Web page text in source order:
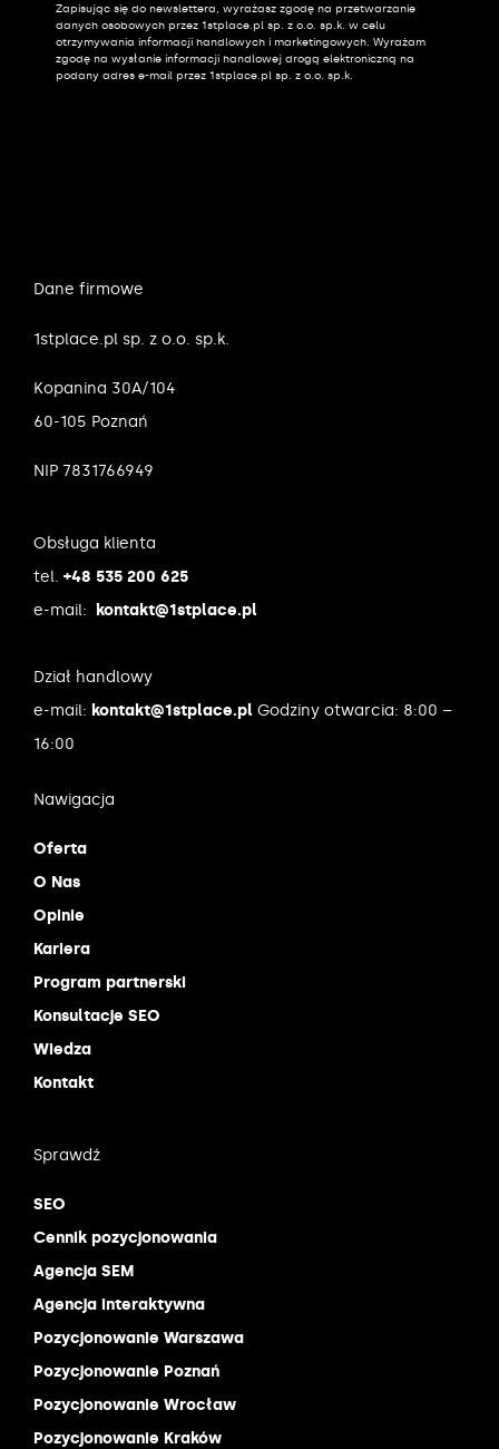
Alternative:
Zapisując się do newslettera, wyrażasz zgodę na przetwarzanie
danych osobowych przez 1stplace.pl sp. z o.o. sp.k. w celu
otrzymywania informacji handlowych i marketingowych. Wyrażam
zgodę na wysłanie informacji handlowej drogą elektroniczną na
podany adres e-mail przez 1stplace.pl sp. z o.o. sp.k.
Dane firmowe
1stplace.pl sp. z o.o. sp.k.
Kopanina 30A/104
60-105 Poznań
NIP 7831766949
Obsługa klienta
tel. +48 535 200 625
e-mail:
kontakt@1stplace.pl
Dział handlowy
e-mail: kontakt@1stplace.pl Godziny otwarcia: 8:00 –
16:00
Nawigacja
Oferta
O Nas
Opinie
Kariera
Program partnerski
Konsultacje SEO
Wiedza
Kontakt
Sprawdź
SEO
Cennik pozycjonowania
Agencja SEM
Agencja interaktywna
Pozycjonowanie Warszawa
Pozycjonowanie Poznań
Pozycjonowanie Wrocław
Pozycjonowanie Kraków